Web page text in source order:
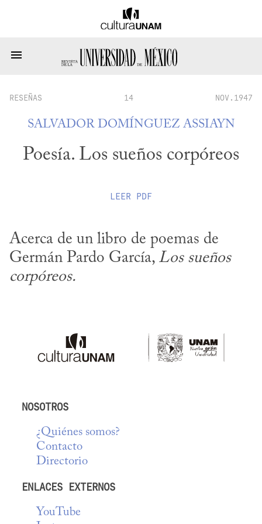
RESEÑAS 14 NOV.1947
SALVADOR DOMÍNGUEZ ASSIAYN
Poesía. Los sueños corpóreos
LEER PDF
Acerca de un libro de poemas de
Germán Pardo García, Los sueños
corpóreos.
NOSOTROS
¿Quiénes somos?
Contacto
Directorio
ENLACES EXTERNOS
YouTube